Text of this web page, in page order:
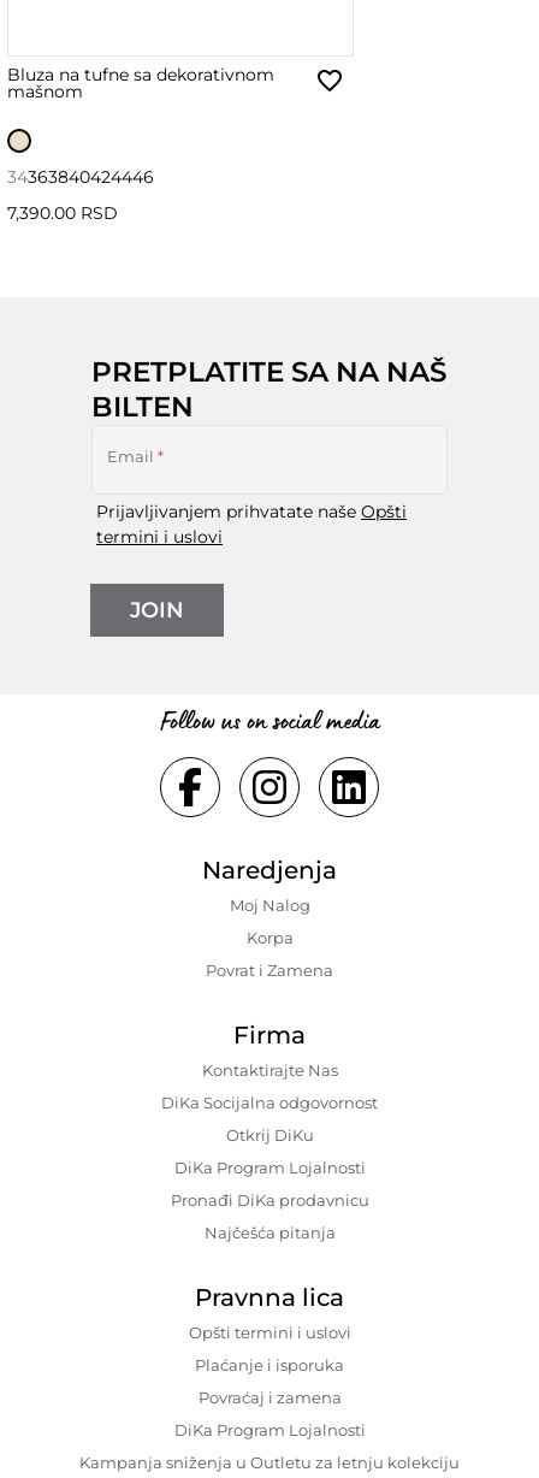
Bluza na tufne sa dekorativnom
mašnom
34363840424446
7,390.00 RSD
PRETPLATITE SA NA NAŠ
BILTEN
Email *
Prijavljivanjem prihvatate naše Opšti
termini i uslovi
JOIN
Follow us on social media
Naredjenja
Moj Nalog
Korpa
Povrat i Zamena
Firma
Kontaktirajte Nas
DiKa Socijalna odgovornost
Otkrij DiKu
DiKa Program Lojalnosti
Pronađi DiKa prodavnicu
Najčešća pitanja
Pravnna lica
Opšti termini i uslovi
Plaćanje i isporuka
Povraćaj i zamena
DiKa Program Lojalnosti
Kampanja sniženja u Outletu za letnju kolekciju